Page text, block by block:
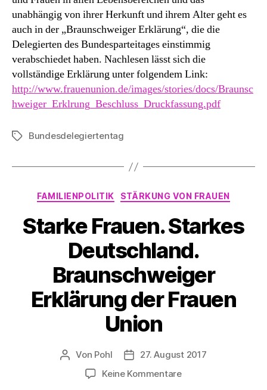
unabhängig von ihrer Herkunft und ihrem Alter geht es
auch in der „Braunschweiger Erklärung“, die die
Delegierten des Bundesparteitages einstimmig
verabschiedet haben. Nachlesen lässt sich die
vollständige Erklärung unter folgendem Link:
http://www.frauenunion.de/images/stories/docs/Braunsc
hweiger_Erklrung_Beschluss_Druckfassung.pdf
Schlagwörter
Bundesdelegiertentag
Kategorien
FAMILIENPOLITIK STÄRKUNG VON FRAUEN
Starke Frauen. Starkes
Deutschland.
Braunschweiger
Erklärung der Frauen
Union
Beitragsautor
Von Pohl Beitragsdatum
27. August 2017
Keine Kommentarezu